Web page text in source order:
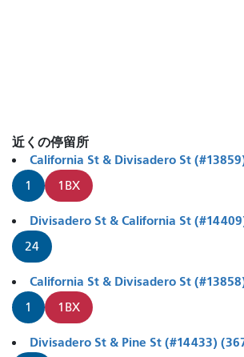
近くの停留所
California St & Divisadero St
1 1BX
Divisadero St & California St
24
California St & Divisadero St
1 1BX
Divisadero St & Pine St (#14433)